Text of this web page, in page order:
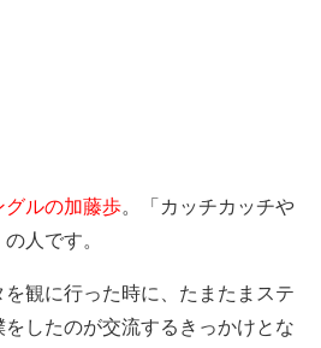
グルの加藤歩 。「カッチカッチや
人です。
観に行った時に、たまたまステ
したのが交流するきっかけとな